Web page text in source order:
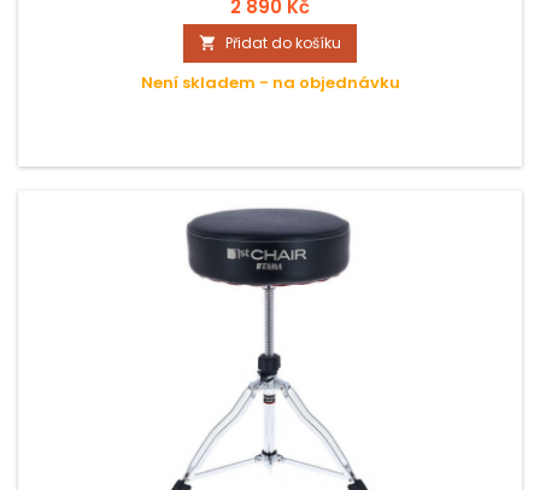
pevný podklad.
2 890 Kč
 Přidat do košíku
Není skladem - na objednávku